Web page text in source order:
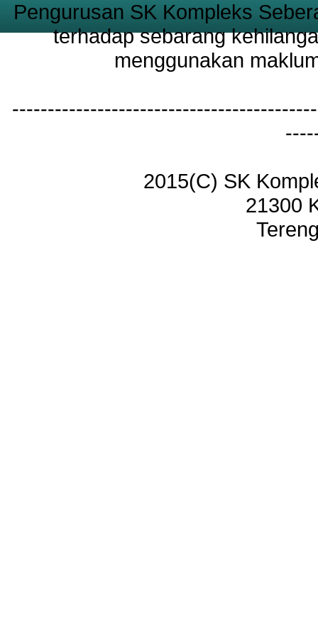
Pengurusan SK Kompleks
terhadap sebarang
menggunakan
2015(C) SK
21300